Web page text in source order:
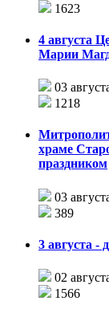
1623
4 августа
Марии
03
1218
храме
праздником
03
389
3 августа -
02
1566